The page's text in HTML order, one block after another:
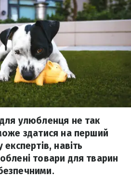
улюбленця не так
здатися на перший
навіть
товари для тварин